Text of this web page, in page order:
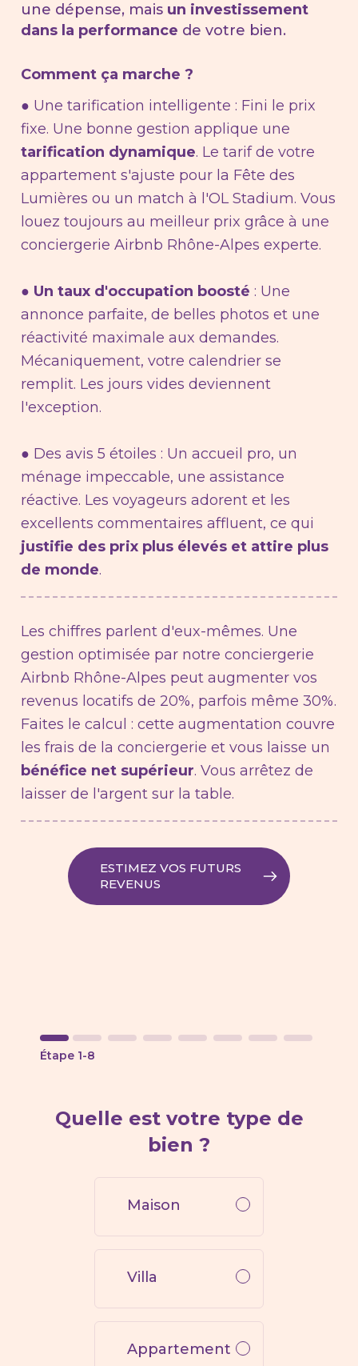
une dépense, mais un investissement
dans la performance de votre bien.
Comment ça marche ?
● Une tarification intelligente : Fini le prix
fixe. Une bonne gestion applique une
tarification dynamique. Le tarif de votre
appartement s'ajuste pour la Fête des
Lumières ou un match à l'OL Stadium. Vous
louez toujours au meilleur prix grâce à une
conciergerie Airbnb Rhône-Alpes experte.
● Un taux d'occupation boosté : Une
annonce parfaite, de belles photos et une
réactivité maximale aux demandes.
Mécaniquement, votre calendrier se
remplit. Les jours vides deviennent
l'exception.
● Des avis 5 étoiles : Un accueil pro, un
ménage impeccable, une assistance
réactive. Les voyageurs adorent et les
excellents commentaires affluent, ce qui
justifie des prix plus élevés et attire plus
de monde.
Les chiffres parlent d'eux-mêmes. Une
gestion optimisée par notre conciergerie
Airbnb Rhône-Alpes peut augmenter vos
revenus locatifs de 20%, parfois même 30%.
Faites le calcul : cette augmentation couvre
les frais de la conciergerie et vous laisse un
bénéfice net supérieur. Vous arrêtez de
laisser de l'argent sur la table.
ESTIMEZ VOS FUTURS
REVENUS
Étape 1-8
Quelle est votre type de
bien ?
Maison
Villa
Appartement